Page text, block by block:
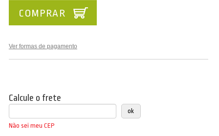
Ver formas de pagamento
COMPRAR
Calcule o frete
Não sei meu CEP